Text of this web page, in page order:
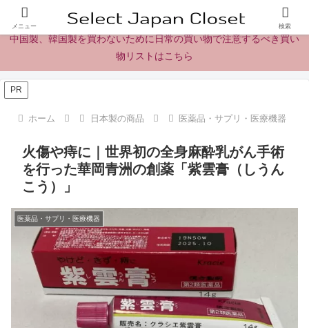
日本製の商品、製品、食品レビューとニュース
中国製、韓国製を買わないために日常の買い物で注意するべき買い
物リストはこちら
PR
ホーム 日本製の商品 医薬品・サプリ・医療機器
火傷や痔に｜世界初の全身麻酔乳がん手術
を行った華岡青洲の創薬「紫雲膏（しうん
こう）」
医薬品・サプリ・医療機器
メニュー 検索